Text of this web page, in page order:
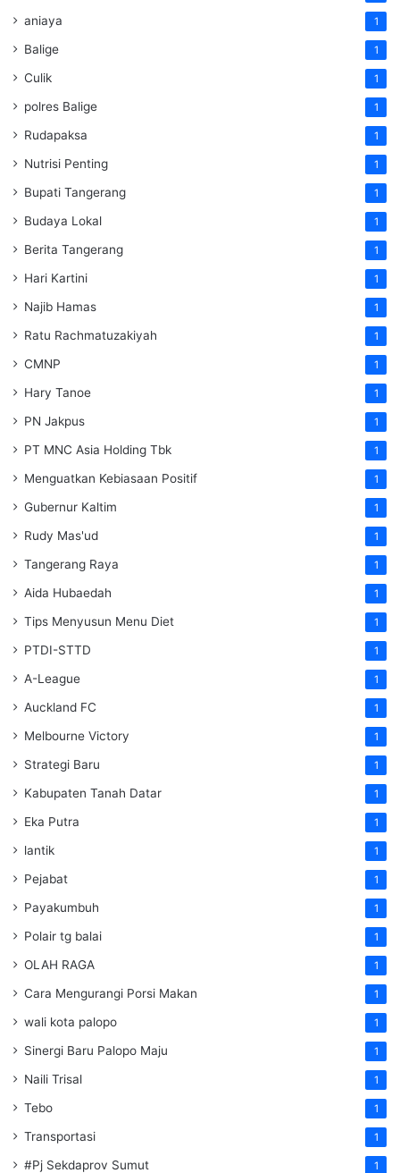
aniaya 1
Balige 1
Culik 1
polres Balige 1
Rudapaksa 1
Nutrisi Penting 1
Bupati Tangerang 1
Budaya Lokal 1
Berita Tangerang 1
Hari Kartini 1
Najib Hamas 1
Ratu Rachmatuzakiyah 1
CMNP 1
Hary Tanoe 1
PN Jakpus 1
PT MNC Asia Holding Tbk 1
Menguatkan Kebiasaan Positif 1
Gubernur Kaltim 1
Rudy Mas'ud 1
Tangerang Raya 1
Aida Hubaedah 1
Tips Menyusun Menu Diet 1
PTDI-STTD 1
A-League 1
Auckland FC 1
Melbourne Victory 1
Strategi Baru 1
Kabupaten Tanah Datar 1
Eka Putra 1
lantik 1
Pejabat 1
Payakumbuh 1
Polair tg balai 1
OLAH RAGA 1
Cara Mengurangi Porsi Makan 1
wali kota palopo 1
Sinergi Baru Palopo Maju 1
Naili Trisal 1
Tebo 1
Transportasi 1
#Pj Sekdaprov Sumut 1